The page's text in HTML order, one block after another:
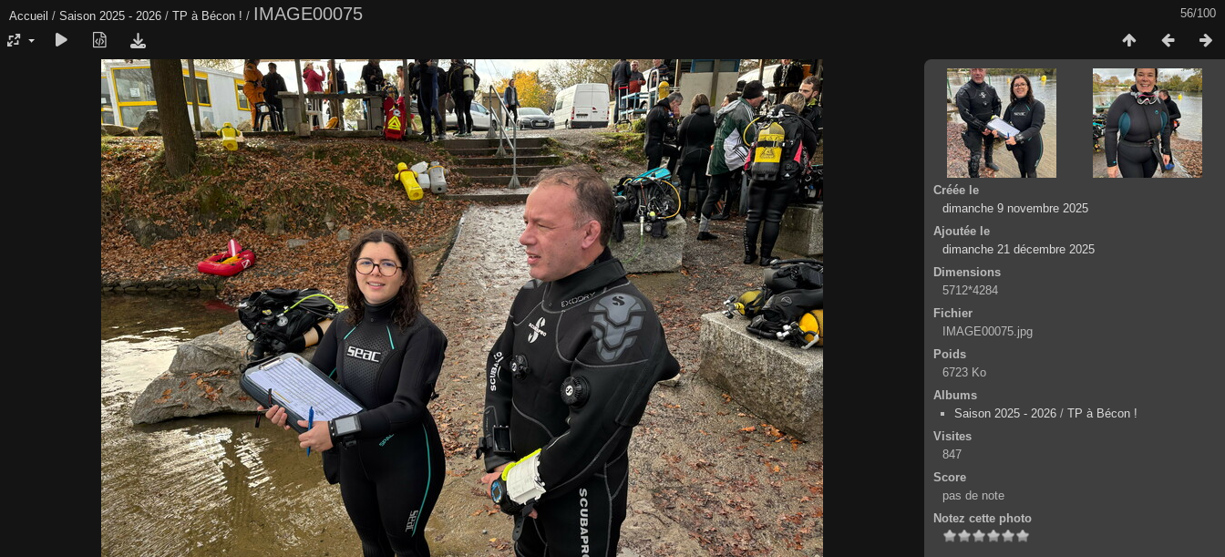
56/100
Accueil / Saison 2025 - 2026 / TP à Bécon ! / IMAGE00075
Créée le
dimanche 9 novembre 2025
Ajoutée le
dimanche 21 décembre 2025
Dimensions
5712*4284
Fichier
IMAGE00075.jpg
Poids
6723 Ko
Albums
Saison 2025 - 2026 / TP à Bécon !
Visites
847
Score
pas de note
Notez cette photo